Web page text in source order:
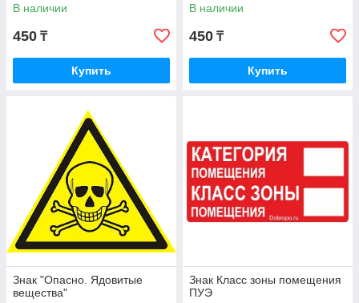
В наличии
450 ₸
Купить
В наличии
450 ₸
Купить
Знак "Опасно. Ядовитые
вещества"
Знак Класс зоны помещения
ПУЭ